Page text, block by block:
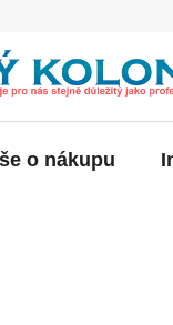
o nákupu